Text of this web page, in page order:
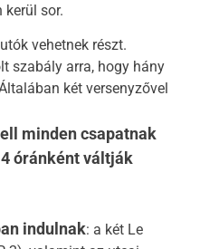
kerül sor.
vehetnek részt.
szabály arra, hogy hány
két versenyzővel
minden csapatnak
óránként váltják
indulnak: a két Le